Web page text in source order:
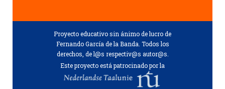
Proyecto educativo sin ánimo de lucro de
Fernando García de la Banda. Todos los
derechos, de l@s respectiv@s autor@s.
Este proyecto está patrocinado por la